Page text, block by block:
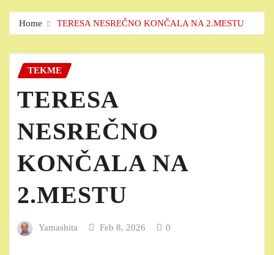
Home TERESA NESREČNO KONČALA NA 2.MESTU
TEKME
TERESA
NESREČNO
KONČALA NA
2.MESTU
Yamashita Feb 8, 2026 0